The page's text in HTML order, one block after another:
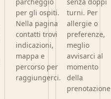
per gli ospiti.
Nella pagina
contatti trovi
indicazioni,
mappa e
percorso per
raggiungerci.
turni. Per
allergie o
preferenze,
meglio
avvisarci al
momento
della